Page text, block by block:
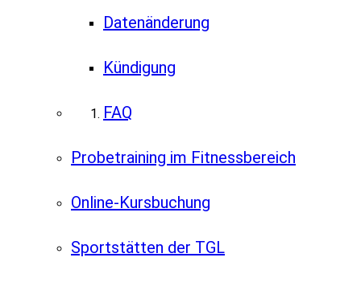
Datenänderung
Kündigung
FAQ
Probetraining im Fitnessbereich
Online-Kursbuchung
Sportstätten der TGL